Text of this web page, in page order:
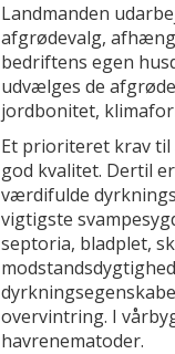
Landmanden
afgrødevalg,
bedriftens egen
udvælges de
jordbonitet,
Et prioriteret krav
god kvalitet. Dertil
værdifulde
vigtigste
septoria, bladplet,
overvintring. I
havrenematoder.